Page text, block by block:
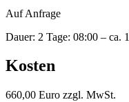
Auf Anfrage
Dauer: 2 Tage: 08:00 – ca.
Kosten
660,00 Euro zzgl. MwSt.